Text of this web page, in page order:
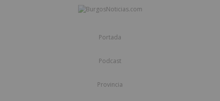
Portada
Podcast
Provincia